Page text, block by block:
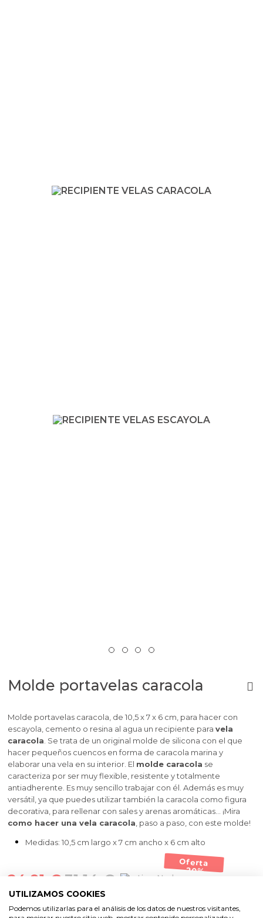
Molde portavelas caracola
Molde portavelas caracola, de 10,5 x 7 x 6 cm, para hacer con
escayola, cemento o resina al agua un recipiente para vela
caracola . Se trata de un original molde de silicona con el que
hacer pequeños cuencos en forma de caracola marina y
elaborar una vela en su interior. El molde caracola se
caracteriza por ser muy flexible, resistente y totalmente
antiadherente. Es muy sencillo trabajar con él. Además es muy
versátil, ya que puedes utilizar también la caracola como figura
decorativa, para rellenar con sales y arenas aromáticas… ¡Mira
como hacer una vela caracola , paso a paso, con este molde!
Medidas: 10,5 cm largo x 7 cm ancho x 6 cm alto
Oferta
-20%
31,14 €
24,91 €
No hay
AÑADIR AL CARRITO
UTILIZAMOS COOKIES
Podemos utilizarlas para el análisis de los datos de nuestros visitantes,